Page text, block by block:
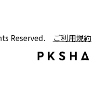
Reserved. ご利用規約